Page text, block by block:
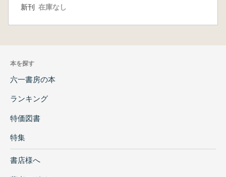
新刊 在庫なし
本を探す
六一書房の本
ランキング
特価図書
特集
書店様へ